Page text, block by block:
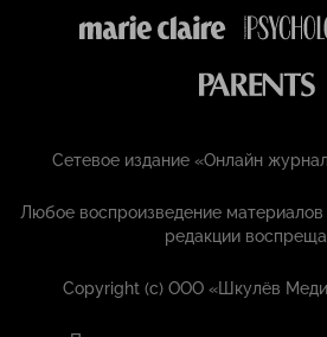
Сетевое издание «Онлайн
Любое воспроизведение
редакции
Copyright (с) ООО «Шкулёв